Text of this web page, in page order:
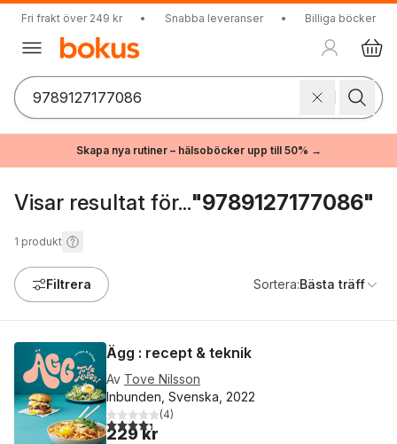
Fri frakt över 249 kr • Snabba leveranser • Billiga böcker
Skapa nya rutiner – hälsoböcker upp till 50% →
Visar resultat för..."9789127177086"
1 produkt
Filtrera Sortera:Bästa träff
Ägg : recept & teknik
Av Tove Nilsson
Inbunden, Svenska, 2022
4,3utav 5 stjärnor. Totalt antal röster:
(4)
229 kr